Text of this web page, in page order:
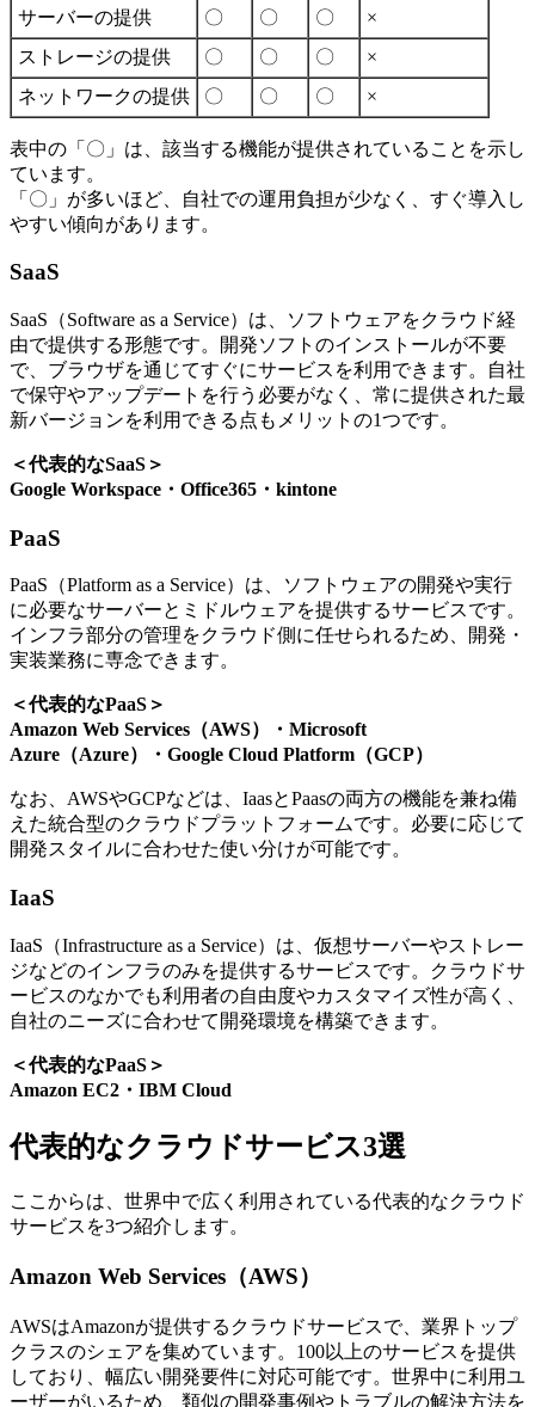
サーバーの提供
〇 〇 〇
×
ストレージの提供
〇 〇 〇
×
ネットワークの提供
〇 〇 〇 ×
表中の「〇」は、該当する機能が提供されていることを示し
ています。
「〇」が多いほど、自社での運用負担が少なく、すぐ導入し
やすい傾向があります。
SaaS
SaaS（Software as a Service）は、ソフトウェアをクラウド経
由で提供する形態です。開発ソフトのインストールが不要
で、ブラウザを通じてすぐにサービスを利用できます。自社
で保守やアップデートを行う必要がなく、常に提供された最
新バージョンを利用できる点もメリットの1つです。
＜代表的なSaaS＞
Google Workspace・Office365・kintone
PaaS
PaaS（Platform as a Service）は、ソフトウェアの開発や実行
に必要なサーバーとミドルウェアを提供するサービスです。
インフラ部分の管理をクラウド側に任せられるため、開発・
実装業務に専念できます。
＜代表的なPaaS＞
Amazon Web Services（AWS）・Microsoft
Azure（Azure）・Google Cloud Platform（GCP）
なお、AWSやGCPなどは、IaasとPaasの両方の機能を兼ね備
えた統合型のクラウドプラットフォームです。必要に応じて
開発スタイルに合わせた使い分けが可能です。
IaaS
IaaS（Infrastructure as a Service）は、仮想サーバーやストレー
ジなどのインフラのみを提供するサービスです。クラウドサ
ービスのなかでも利用者の自由度やカスタマイズ性が高く、
自社のニーズに合わせて開発環境を構築できます。
＜代表的なPaaS＞
Amazon EC2・IBM Cloud
代表的なクラウドサービス3選
ここからは、世界中で広く利用されている代表的なクラウド
サービスを3つ紹介します。
Amazon Web Services（AWS）
AWSはAmazonが提供するクラウドサービスで、業界トップ
クラスのシェアを集めています。100以上のサービスを提供
しており、幅広い開発要件に対応可能です。世界中に利用ユ
ーザーがいるため、類似の開発事例やトラブルの解決方法を